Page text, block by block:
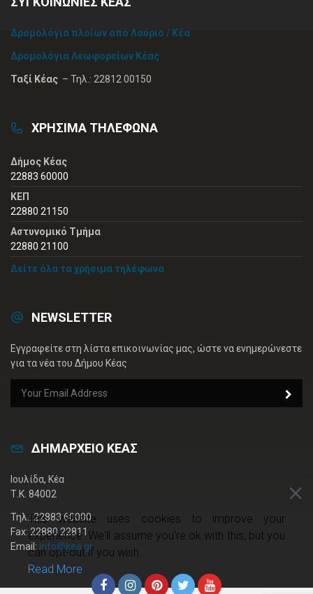
Δρομολόγια πλοίων από Λαύριο / Κέα
Δρομολόγια Λεωφορείων Κέας
Ταξί Κέας – Τηλ.: 22812 00150
ΧΡΗΣΙΜΑ ΤΗΛΕΦΩΝΑ
Δήμος Κέας
22883 60000
ΚΕΠ
22880 21150
Αστυνομικό Τμήμα
22880 21100
Δείτε όλα τα χρήσιμα τηλέφωνα
NEWSLETTER
Εγγραφείτε στη λίστα επικοινωνίας μας, ώστε να ενημερώνεστε
για τα νέα του Δήμου Κέας
ΔΗΜΑΡΧΕΙΟ ΚΕΑΣ
Ιουλίδα, Κέα
Τ.Κ. 84002
Τηλ.: 22883 60000
Fax: 22880 22811
Email: info@kea.gr
This website uses cookies to improve your
experience. We'll assume you're ok with this, but you
can opt-out if you wish.
Read More